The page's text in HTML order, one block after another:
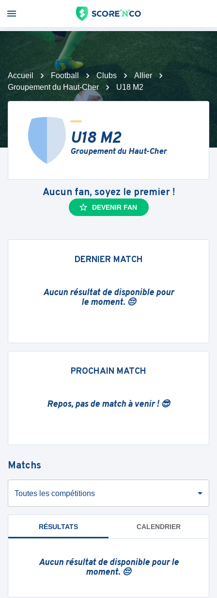
Accueil Football Clubs
Allier
Groupement du Haut-Cher
U18 M2
U18 M2
Groupement du Haut-Cher
Aucun fan, soyez le premier !
DEVENIR FAN
DERNIER MATCH
Aucun résultat de disponible pour
le moment. 😔
PROCHAIN MATCH
Repos, pas de match à venir ! 😎
Matchs
Toutes les compétitions
RÉSULTATS CALENDRIER
Aucun résultat de disponible pour le
moment. 😔